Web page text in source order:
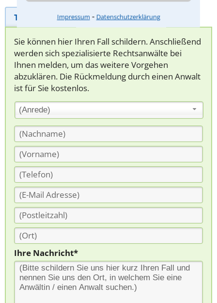
Impressum ⁃ Datenschutzerklärung
Telefonhilfe Beratungsanfrage
Sie können hier Ihren Fall schildern. Anschließend
werden sich spezialisierte Rechtsanwälte bei
Ihnen melden, um das weitere Vorgehen
abzuklären. Die Rückmeldung durch einen Anwalt
ist für Sie kostenlos.
(Anrede)
Ihre Nachricht*